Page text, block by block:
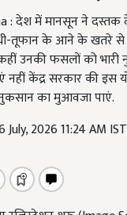
: देश में मानसून ने
तूफान के आने के खतरे से
उनकी फसलों को
नहीं केंद्र सरकार की इस
का मुआवजा पाएं.
2026 11:24 AM IST